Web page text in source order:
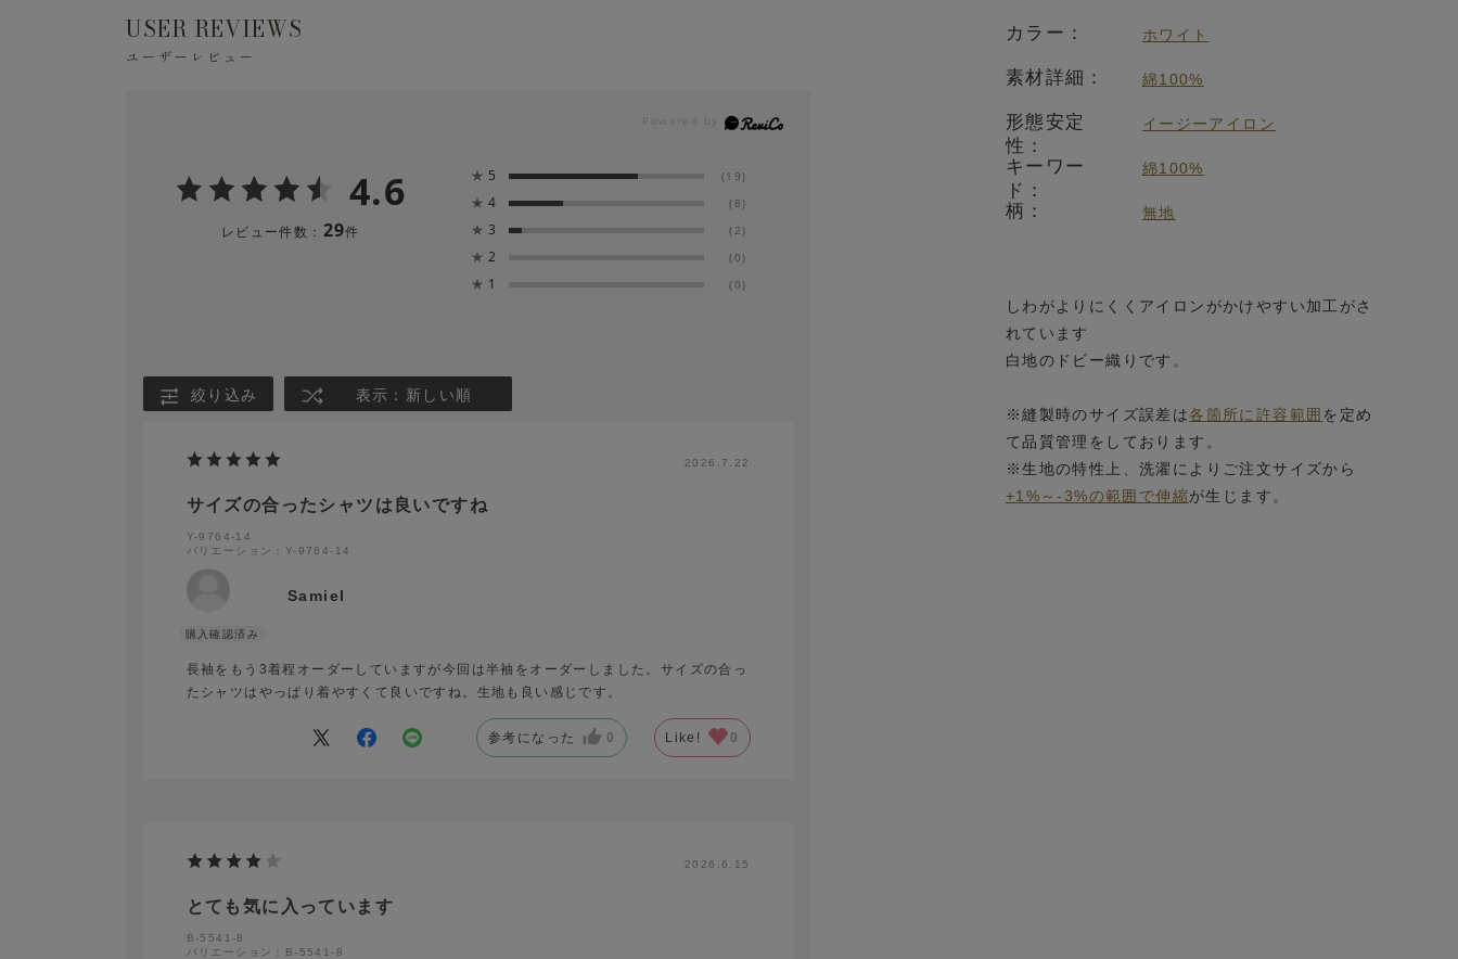
USER REVIEWS
ユーザーレビュー
4.6
レビュー件数： 29件
★ 5 (19)
★ 4 (8)
★ 3 (2)
★ 2 (0)
★ 1 (0)
絞り込み 表示：新しい順
2026.7.22
サイズの合ったシャツは良いですね
Y-9764-14
バリエーション：Y-9764-14
Samiel
長袖をもう3着程オーダーしていますが今回は半袖をオーダーしました。サイズの合っ
たシャツはやっぱり着やすくて良いですね。生地も良い感じです。
参考になった 0 Like! 0
2026.6.15
とても気に入っています
B-5541-8
バリエーション：B-5541-8
カラー： ホワイト
素材詳細： 綿100%
形態安定
性：
イージーアイロン
キーワー
ド：
綿100%
柄： 無地
しわがよりにくくアイロンがかけやすい加工がさ
れています
白地のドビー織りです。
※縫製時のサイズ誤差は各箇所に許容範囲 を定め
て品質管理をしております。
※生地の特性上、洗濯によりご注文サイズから
+1%～-3%の範囲で伸縮が生じます。